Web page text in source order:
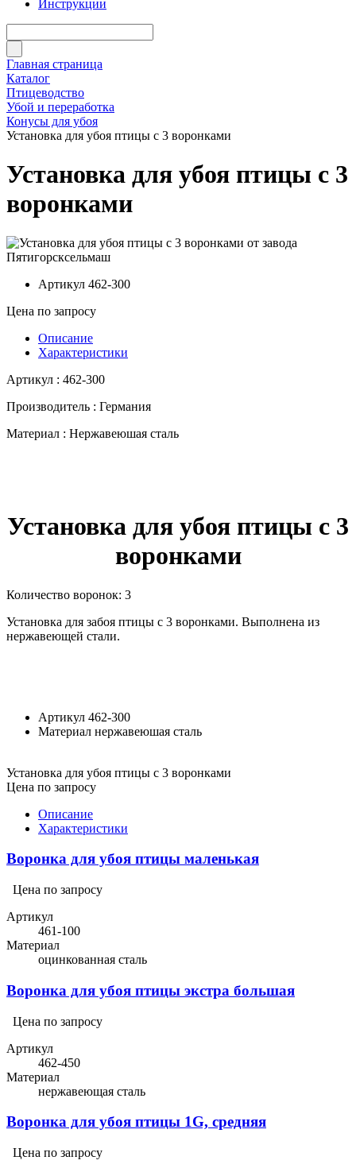
Инструкции
Главная страница
Каталог
Птицеводство
Убой и переработка
Конусы для убоя
Установка для убоя птицы с 3 воронками
Установка для убоя птицы с 3
воронками
Артикул 462-300
Цена по запросу
Описание
Характеристики
Артикул : 462-300
Производитель : Германия
Материал : Нержавеюшая сталь
Установка для убоя птицы с 3
воронками
Количество воронок: 3
Установка для забоя птицы с 3 воронками. Выполнена из
нержавеющей стали.
Артикул 462-300
Материал нержавеюшая сталь
Установка для убоя птицы с 3 воронками
Цена по запросу
Описание
Характеристики
Воронка для убоя птицы маленькая
Цена по запросу
Артикул
461-100
Материал
оцинкованная сталь
Воронка для убоя птицы экстра большая
Цена по запросу
Артикул
462-450
Материал
нержавеющая сталь
Воронка для убоя птицы 1G, средняя
Цена по запросу